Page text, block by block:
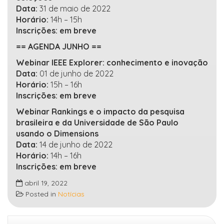
Data: 31 de maio de 2022
Horário: 14h – 15h
Inscrições: em breve
== AGENDA JUNHO ==
Webinar IEEE Explorer: conhecimento e inovação
Data: 01 de junho de 2022
Horário: 15h – 16h
Inscrições: em breve
Webinar Rankings e o impacto da pesquisa
brasileira e da Universidade de São Paulo
usando o Dimensions
Data: 14 de junho de 2022
Horário: 14h – 16h
Inscrições: em breve
abril 19, 2022
Posted in Notícias